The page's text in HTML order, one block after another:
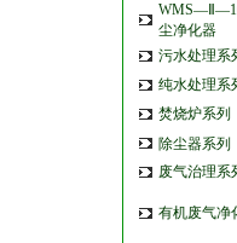
尘净化器
污水处理系
纯水处理系
焚烧炉系列
除尘器系列
废气治理系
有机废气净